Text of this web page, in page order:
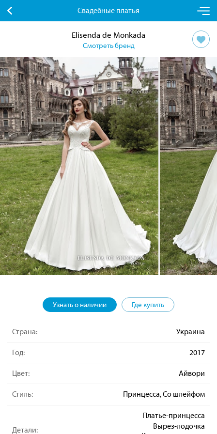
Свадебные платья
Elisenda de Monkada
Смотреть бренд
Узнать о наличии Где купить
Страна: Украина
Год: 2017
Цвет: Айвори
Стиль: Принцесса, Со шлейфом
Детали:
Платье-принцесса
Вырез-лодочка